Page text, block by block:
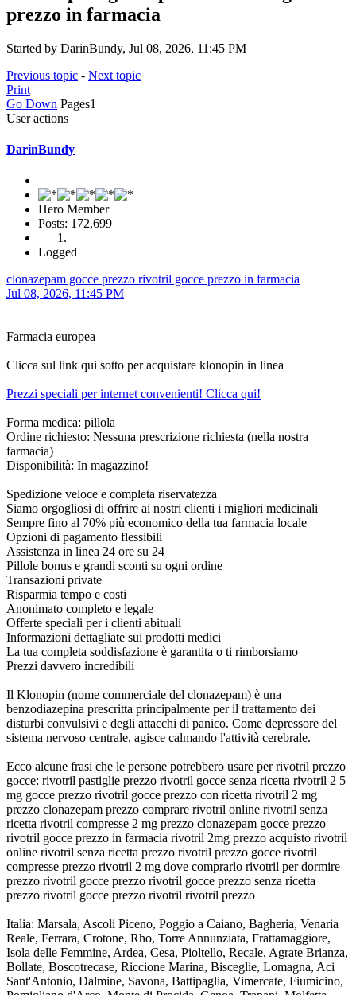
prezzo in farmacia
Started by DarinBundy, Jul 08, 2026, 11:45 PM
Previous topic - Next topic
Print
Go Down Pages1
User actions
DarinBundy
Hero Member
Posts: 172,699
Logged
clonazepam gocce prezzo rivotril gocce prezzo in farmacia
Jul 08, 2026, 11:45 PM
Farmacia europea
Clicca sul link qui sotto per acquistare klonopin in linea
Prezzi speciali per internet convenienti! Clicca qui!
Forma medica: pillola
Ordine richiesto: Nessuna prescrizione richiesta (nella nostra
farmacia)
Disponibilità: In magazzino!
Spedizione veloce e completa riservatezza
Siamo orgogliosi di offrire ai nostri clienti i migliori medicinali
Sempre fino al 70% più economico della tua farmacia locale
Opzioni di pagamento flessibili
Assistenza in linea 24 ore su 24
Pillole bonus e grandi sconti su ogni ordine
Transazioni private
Risparmia tempo e costi
Anonimato completo e legale
Offerte speciali per i clienti abituali
Informazioni dettagliate sui prodotti medici
La tua completa soddisfazione è garantita o ti rimborsiamo
Prezzi davvero incredibili
Il Klonopin (nome commerciale del clonazepam) è una
benzodiazepina prescritta principalmente per il trattamento dei
disturbi convulsivi e degli attacchi di panico. Come depressore del
sistema nervoso centrale, agisce calmando l'attività cerebrale.
Ecco alcune frasi che le persone potrebbero usare per rivotril prezzo
gocce: rivotril pastiglie prezzo rivotril gocce senza ricetta rivotril 2 5
mg gocce prezzo rivotril gocce prezzo con ricetta rivotril 2 mg
prezzo clonazepam prezzo comprare rivotril online rivotril senza
ricetta rivotril compresse 2 mg prezzo clonazepam gocce prezzo
rivotril gocce prezzo in farmacia rivotril 2mg prezzo acquisto rivotril
online rivotril senza ricetta prezzo rivotril prezzo gocce rivotril
compresse prezzo rivotril 2 mg dove comprarlo rivotril per dormire
prezzo rivotril gocce prezzo rivotril gocce prezzo senza ricetta
prezzo rivotril gocce prezzo rivotril rivotril prezzo
Italia: Marsala, Ascoli Piceno, Poggio a Caiano, Bagheria, Venaria
Reale, Ferrara, Crotone, Rho, Torre Annunziata, Frattamaggiore,
Isola delle Femmine, Ardea, Cesa, Pioltello, Recale, Agrate Brianza,
Bollate, Boscotrecase, Riccione Marina, Bisceglie, Lomagna, Aci
Sant'Antonio, Dalmine, Savona, Battipaglia, Vimercate, Fiumicino,